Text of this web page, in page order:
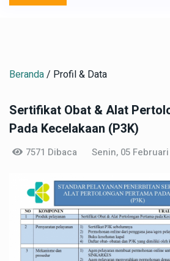
Beranda/ Profil & Data
Sertifikat Obat & Alat
Pada Kecelakaan (P3K)
7571 Dibaca Senin, 05